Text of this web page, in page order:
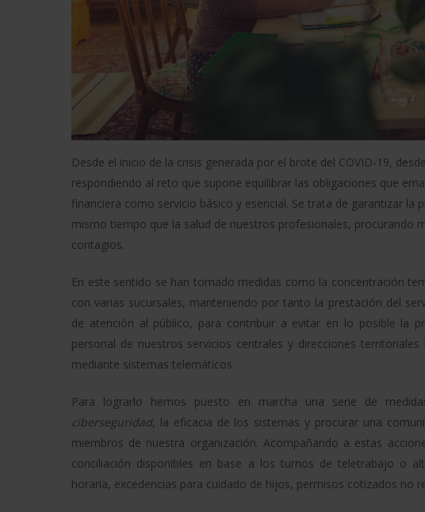
Desde el inicio de la crisis generada por el brote del COVID-19,
respondiendo al reto que supone equilibrar las obligaciones que
financiera como servicio básico y esencial. Se trata de garantizar la
mismo tiempo que la salud de nuestros profesionales, procurando
contagios.
En este sentido se han tomado medidas como la concentración
con varias sucursales, manteniendo por tanto la prestación del
de atención al público, para contribuir a evitar en lo posible la
personal de nuestros servicios centrales y direcciones
mediante sistemas telemáticos.
Para lograrlo hemos puesto en marcha una serie de
ciberseguridad, la eficacia de los sistemas y procurar una
miembros de nuestra organización. Acompañando a estas
conciliación disponibles en base a los turnos de teletrabajo o
horaria, excedencias para cuidado de hijos, permisos cotizados no